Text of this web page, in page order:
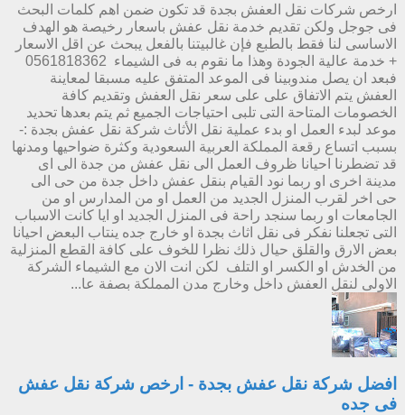
ارخص شركات نقل العفش بجدة قد تكون ضمن اهم كلمات البحث
فى جوجل ولكن تقديم خدمة نقل عفش باسعار رخيصة هو الهدف
الاساسى لنا فقط بالطبع فإن غالبيتنا بالفعل يبحث عن اقل الاسعار
+ خدمة عالية الجودة وهذا ما نقوم به فى الشيماء 0561818362
فبعد ان يصل مندوبينا فى الموعد المتفق عليه مسبقا لمعاينة
العفش يتم الاتفاق على على سعر نقل العفش وتقديم كافة
الخصومات المتاحة التى تلبى احتياجات الجميع ثم يتم بعدها تحديد
موعد لبدء العمل او بدء عملية نقل الأثاث شركة نقل عفش بجدة :-
بسبب اتساع رقعة المملكة العربية السعودية وكثرة ضواحيها ومدنها
قد تضطرنا احيانا ظروف العمل الى نقل عفش من جدة الى اى
مدينة اخرى او ربما نود القيام بنقل عفش داخل جدة من حى الى
حى اخر لقرب المنزل الجديد من العمل او من المدارس او من
الجامعات او ربما سنجد راحة فى المنزل الجديد او ايا كانت الاسباب
التى تجعلنا نفكر فى نقل اثاث بجدة او خارج جده ينتاب البعض احيانا
بعض الارق والقلق حيال ذلك نظرا للخوف على كافة القطع المنزلية
من الخدش او الكسر او التلف لكن انت الان مع الشيماء الشركة
الاولى لنقل العفش داخل وخارج مدن المملكة بصفة عا...
افضل شركة نقل عفش بجدة - ارخص شركة نقل عفش
فى جده